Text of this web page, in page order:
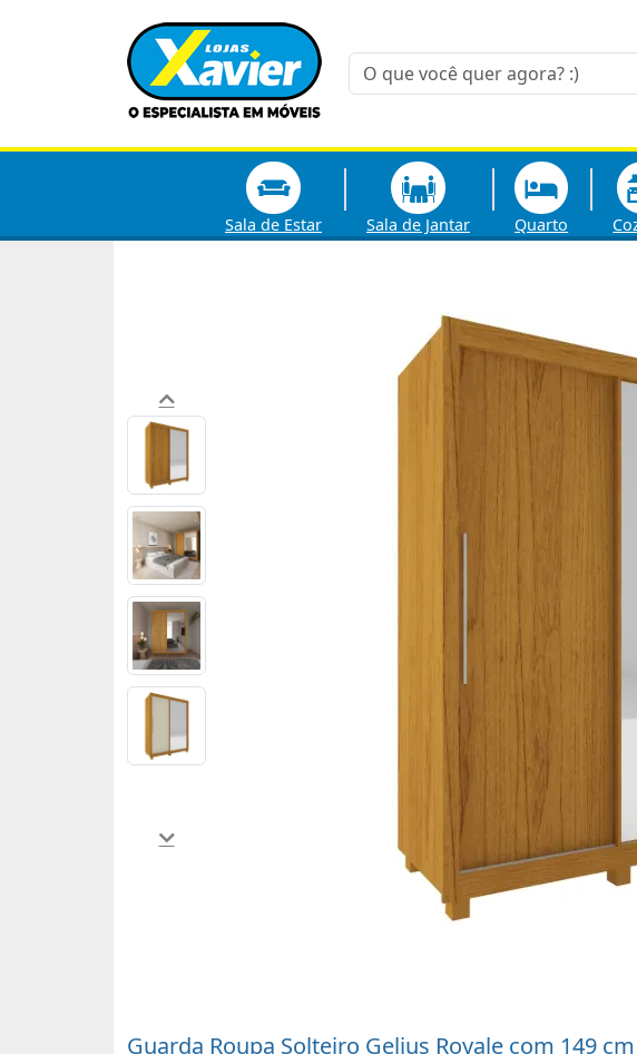
Sala de Estar Sala de Jantar Quarto
Guarda Roupa Solteiro Gelius Royale com 149